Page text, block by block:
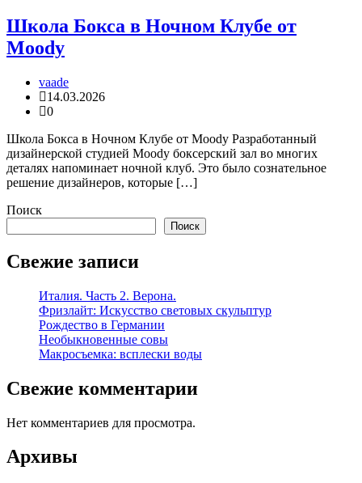
Школа Бокса в Ночном Клубе от
Moody
vaade
14.03.2026
0
Школа Бокса в Ночном Клубе от Moody Разработанный
дизайнерской студией Moody боксерский зал во многих
деталях напоминает ночной клуб. Это было сознательное
решение дизайнеров, которые […]
Поиск
Поиск
Свежие записи
Италия. Часть 2. Верона.
Фризлайт: Искусство световых скульптур
Рождество в Германии
Необыкновенные совы
Макросъемка: всплески воды
Свежие комментарии
Нет комментариев для просмотра.
Архивы